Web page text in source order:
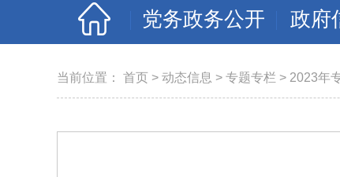
党务政务公开 政府
当前位置： 首页 > 动态信息 > 专题专栏 > 2023年